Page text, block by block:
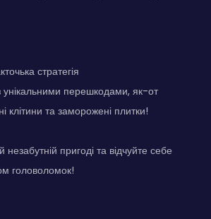
стратегія
унікальними перешкодами, як-от
клітини та заморожені плитки!
незабутній пригоді та відчуйте себе
головоломок!